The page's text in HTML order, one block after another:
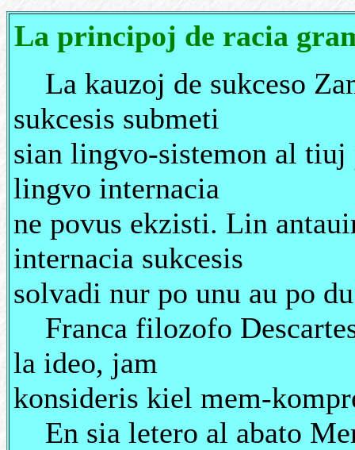
La principoj de racia
La kauzoj de sukceso
sukcesis submeti
sian lingvo-sistemon al
lingvo internacia
ne povus ekzisti. Lin
internacia sukcesis
solvadi nur po unu au po
Franca filozofo
la ideo, jam
konsideris kiel mem-
En sia letero al abato